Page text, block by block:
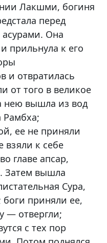
Лакшми, богиня
перед
Она
прильнула к его
и отвратилась
от того в великое
нею вышла из вод
Рамбха;
ее не приняли
взяли к себе
главе апсар,
Затем вышла
Сура,
приняли ее,
— отвергли;
с тех пор